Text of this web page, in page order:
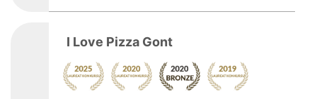
I Love Pizza Gont